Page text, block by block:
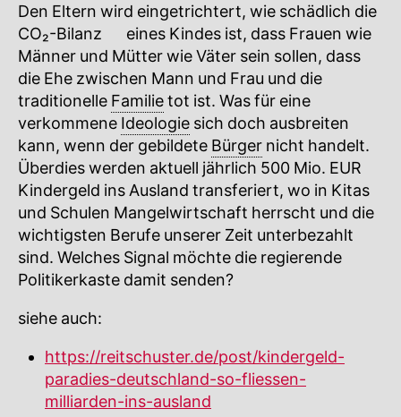
Den Eltern wird eingetrichtert, wie schädlich die
CO₂-Bilanz
eines Kindes ist, dass Frauen wie
Männer und Mütter wie Väter sein sollen, dass
die Ehe zwischen Mann und Frau und die
traditionelle Familietot ist. Was für eine
verkommene Ideologie sich doch ausbreiten
kann, wenn der gebildete Bürger nicht handelt.
Überdies werden aktuell jährlich 500 Mio. EUR
Kindergeld ins Ausland transferiert, wo in Kitas
und Schulen Mangelwirtschaft herrscht und die
wichtigsten Berufe unserer Zeit unterbezahlt
sind. Welches Signal möchte die regierende
Politikerkaste damit senden?
siehe auch:
https://reitschuster.de/post/kindergeld-
paradies-deutschland-so-fliessen-
milliarden-ins-ausland